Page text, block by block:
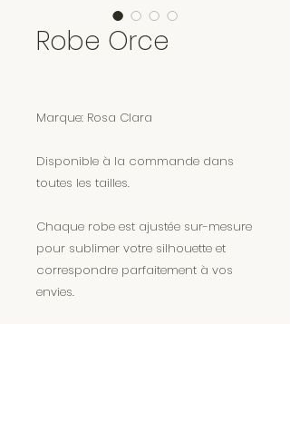
Robe Orce
Marque: Rosa Clara
Disponible à la commande dans
toutes les tailles.
Chaque robe est ajustée sur-mesure
pour sublimer votre silhouette et
correspondre parfaitement à vos
envies.